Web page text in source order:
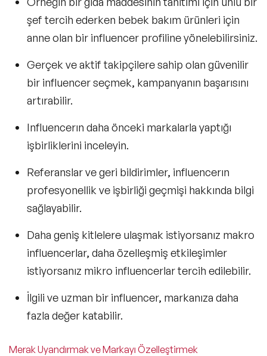
şef tercih ederken bebek bakım ürünleri için
anne olan bir influencer profiline yönelebilirsiniz.
Gerçek ve aktif takipçilere sahip olan güvenilir
bir influencer seçmek, kampanyanın başarısını
artırabilir.
Influencerın daha önceki markalarla yaptığı
işbirliklerini inceleyin.
Referanslar ve geri bildirimler, influencerın
profesyonellik ve işbirliği geçmişi hakkında bilgi
sağlayabilir.
Daha geniş kitlelere ulaşmak istiyorsanız makro
influencerlar, daha özelleşmiş etkileşimler
istiyorsanız mikro influencerlar tercih edilebilir.
İlgili ve uzman bir influencer, markanıza daha
fazla değer katabilir.
Merak Uyandırmak ve Markayı Özelleştirmek